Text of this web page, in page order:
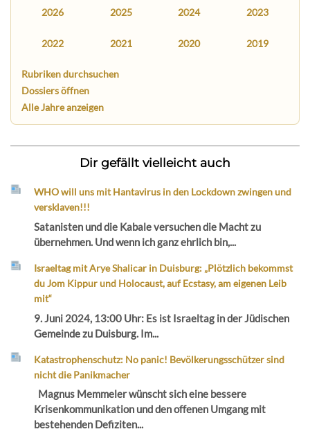
2026 2025 2024 2023
2022 2021 2020 2019
Rubriken durchsuchen
Dossiers öffnen
Alle Jahre anzeigen
Dir gefällt vielleicht auch
WHO will uns mit Hantavirus in den Lockdown zwingen und
versklaven!!!
Satanisten und die Kabale versuchen die Macht zu
übernehmen. Und wenn ich ganz ehrlich bin,...
Israeltag mit Arye Shalicar in Duisburg: „Plötzlich bekommst
du Jom Kippur und Holocaust, auf Ecstasy, am eigenen Leib
mit“
9. Juni 2024, 13:00 Uhr: Es ist Israeltag in der Jüdischen
Gemeinde zu Duisburg. Im...
Katastrophenschutz: No panic! Bevölkerungsschützer sind
nicht die Panikmacher
Magnus Memmeler wünscht sich eine bessere
Krisenkommunikation und den offenen Umgang mit
bestehenden Defiziten...